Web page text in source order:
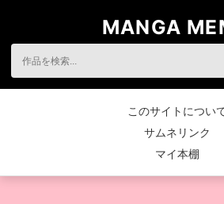
MANGA
このサイトについ
サムネリンク
マイ本棚